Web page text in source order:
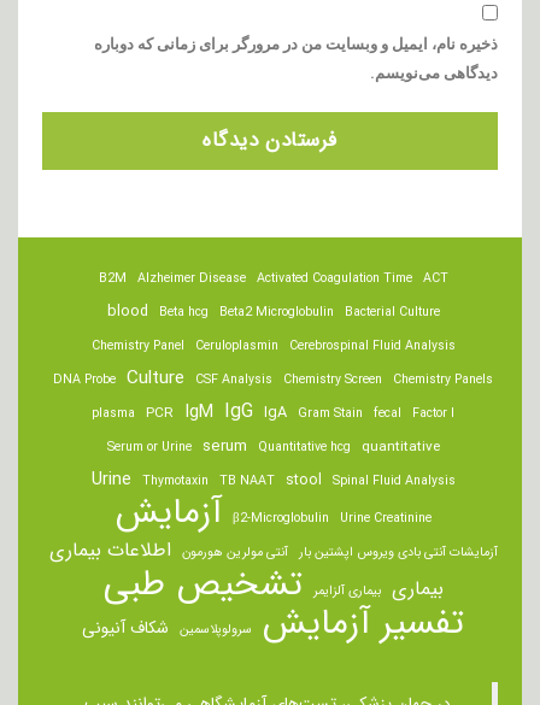
ذخیره نام، ایمیل و وبسایت من در مرورگر برای زمانی که دوباره
دیدگاهی می‌نویسم.
ACT
Activated Coagulation Time
Alzheimer Disease
B2M
Bacterial Culture
Beta2 Microglobulin
Beta hcg
blood
Cerebrospinal Fluid Analysis
Ceruloplasmin
Chemistry Panel
Chemistry Panels
Chemistry Screen
CSF Analysis
Culture
DNA Probe
Factor I
fecal
Gram Stain
IgA
IgG
IgM
PCR
plasma
quantitative
Quantitative hcg
serum
Serum or Urine
Spinal Fluid Analysis
stool
TB NAAT
Thymotaxin
Urine
Urine Creatinine
β2-Microglobulin آزمایش
آزمایشات آنتی بادی ویروس اپشتین بار آنتی مولرین هورمون اطلاعات بیماری
بیماری بیماری آلزایمر تشخیص طبی
تفسیر آزمایش سرولوپلاسمین شکاف آنیونی